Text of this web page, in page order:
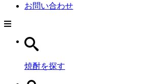
お問い合わせ
焼酎を探す